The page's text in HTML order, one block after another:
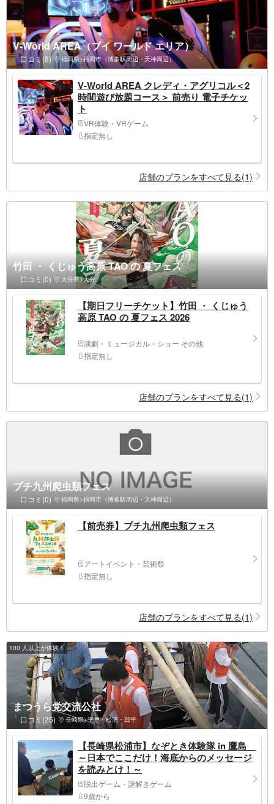
V-World AREA（ブイ ワールド エリア）
口コミ(8) 福岡県>福岡市（博多駅周辺・天神周辺）
V-World AREA クレディ・アグリコル＜2
時間遊び放題コース＞ 前売り 電子チケッ
ト
VR体験・VRゲーム
指定無し
店舗のプランをすべて見る(1)
竹田 ・ くじゅう高原 TAO の 夏フェス
口コミ(0) 大分県>大分
【期日フリーチケット】竹田 ・ くじゅう
高原 TAO の 夏フェス 2026
演劇・ミュージカル・ショー その他
指定無し
店舗のプランをすべて見る(1)
プチ九州爬虫類フェス
口コミ(0) 福岡県>福岡市（博多駅周辺・天神周辺）
【前売券】プチ九州爬虫類フェス
アートイベント・芸術祭
指定無し
店舗のプランをすべて見る(1)
100 人以上が体験！
まつうら党交流公社
口コミ(25) 長崎県>平戸・松浦・田平
【長崎県松浦市】なぞとき体験隊 in 鷹島
～日本でここだけ！海底からのメッセージ
を読みとけ！～
脱出ゲーム・謎解きゲーム
9歳から